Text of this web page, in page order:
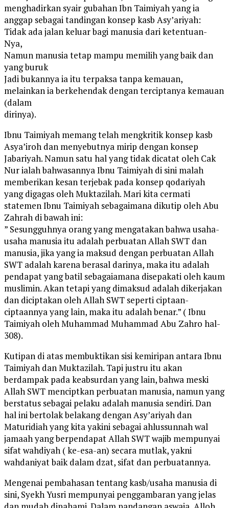
menghadirkan syair gubahan Ibn Taimiyah yang ia
anggap sebagai tandingan konsep kasb Asy’ariyah:
Tidak ada jalan keluar bagi manusia dari ketentuan-
Nya,
Namun manusia tetap mampu memilih yang baik dan
yang buruk
Jadi bukannya ia itu terpaksa tanpa kemauan,
melainkan ia berkehendak dengan terciptanya kemauan
(dalam
dirinya).
Ibnu Taimiyah memang telah mengkritik konsep kasb
Asya’iroh dan menyebutnya mirip dengan konsep
Jabariyah. Namun satu hal yang tidak dicatat oleh Cak
Nur ialah bahwasannya Ibnu Taimiyah di sini malah
memberikan kesan terjebak pada konsep qodariyah
yang digagas oleh Muktazilah. Mari kita cermati
statemen Ibnu Taimiyah sebagaimana dikutip oleh Abu
Zahrah di bawah ini:
” Sesungguhnya orang yang mengatakan bahwa usaha-
usaha manusia itu adalah perbuatan Allah SWT dan
manusia, jika yang ia maksud dengan perbuatan Allah
SWT adalah karena berasal darinya, maka itu adalah
pendapat yang batil sebagaiamana disepakati oleh kaum
muslimin. Akan tetapi yang dimaksud adalah dikerjakan
dan diciptakan oleh Allah SWT seperti ciptaan-
ciptaannya yang lain, maka itu adalah benar.” ( Ibnu
Taimiyah oleh Muhammad Muhammad Abu Zahro hal-
308).
Kutipan di atas membuktikan sisi kemiripan antara Ibnu
Taimiyah dan Muktazilah. Tapi justru itu akan
berdampak pada keabsurdan yang lain, bahwa meski
Allah SWT menciptkan perbuatan manusia, namun yang
berstatus sebagai pelaku adalah manusia sendiri. Dan
hal ini bertolak belakang dengan Asy’ariyah dan
Maturidiah yang kita yakini sebagai ahlussunnah wal
jamaah yang berpendapat Allah SWT wajib mempunyai
sifat wahdiyah ( ke-esa-an) secara mutlak, yakni
wahdaniyat baik dalam dzat, sifat dan perbuatannya.
Mengenai pembahasan tentang kasb/usaha manusia di
sini, Syekh Yusri mempunyai penggambaran yang jelas